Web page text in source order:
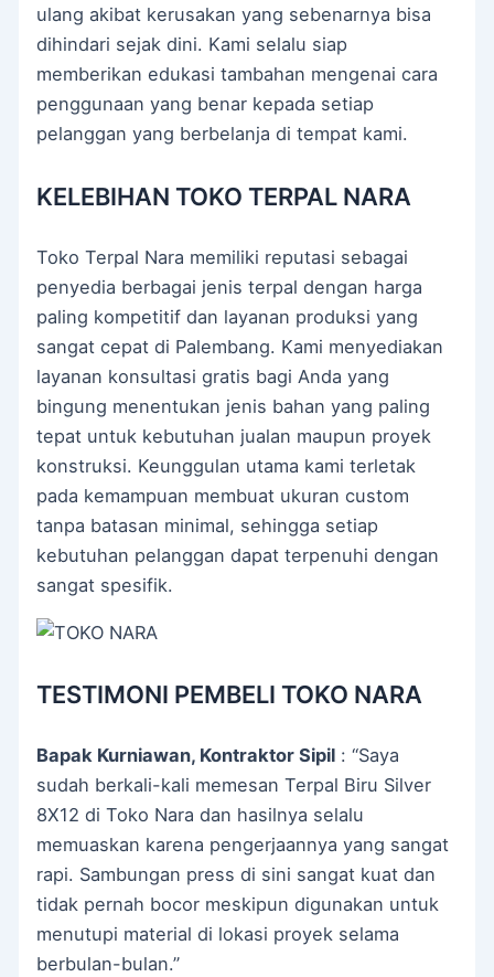
ulang akibat kerusakan yang sebenarnya bisa
dihindari sejak dini. Kami selalu siap
memberikan edukasi tambahan mengenai cara
penggunaan yang benar kepada setiap
pelanggan yang berbelanja di tempat kami.
KELEBIHAN TOKO TERPAL NARA
Toko Terpal Nara memiliki reputasi sebagai
penyedia berbagai jenis terpal dengan harga
paling kompetitif dan layanan produksi yang
sangat cepat di Palembang. Kami menyediakan
layanan konsultasi gratis bagi Anda yang
bingung menentukan jenis bahan yang paling
tepat untuk kebutuhan jualan maupun proyek
konstruksi. Keunggulan utama kami terletak
pada kemampuan membuat ukuran custom
tanpa batasan minimal, sehingga setiap
kebutuhan pelanggan dapat terpenuhi dengan
sangat spesifik.
TESTIMONI PEMBELI TOKO NARA
Bapak Kurniawan, Kontraktor Sipil : “Saya
sudah berkali-kali memesan Terpal Biru Silver
8X12 di Toko Nara dan hasilnya selalu
memuaskan karena pengerjaannya yang sangat
rapi. Sambungan press di sini sangat kuat dan
tidak pernah bocor meskipun digunakan untuk
menutupi material di lokasi proyek selama
berbulan-bulan.”